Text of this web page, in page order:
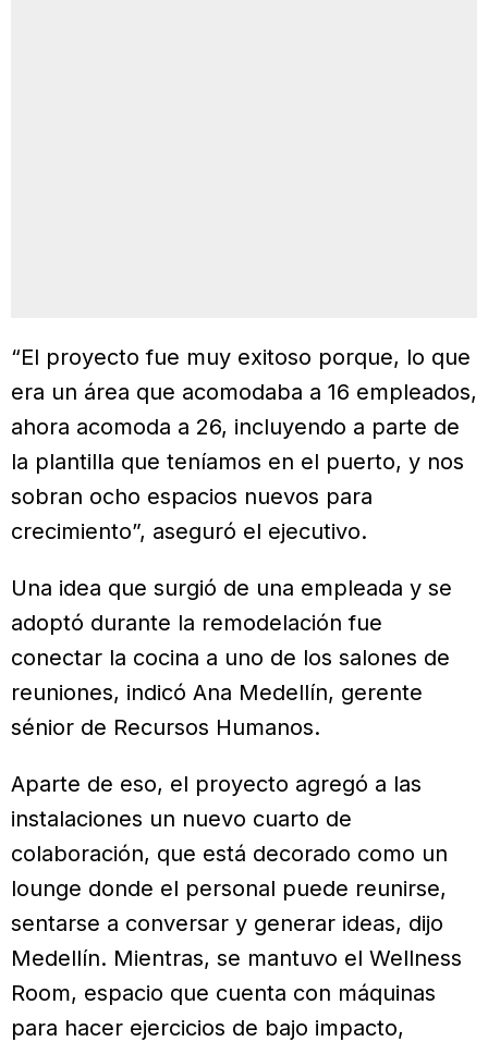
“El proyecto fue muy exitoso porque, lo que
era un área que acomodaba a 16 empleados,
ahora acomoda a 26, incluyendo a parte de
la plantilla que teníamos en el puerto, y nos
sobran ocho espacios nuevos para
crecimiento”, aseguró el ejecutivo.
Una idea que surgió de una empleada y se
adoptó durante la remodelación fue
conectar la cocina a uno de los salones de
reuniones, indicó Ana Medellín, gerente
sénior de Recursos Humanos.
Aparte de eso, el proyecto agregó a las
instalaciones un nuevo cuarto de
colaboración, que está decorado como un
lounge donde el personal puede reunirse,
sentarse a conversar y generar ideas, dijo
Medellín. Mientras, se mantuvo el Wellness
Room, espacio que cuenta con máquinas
para hacer ejercicios de bajo impacto,